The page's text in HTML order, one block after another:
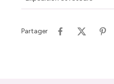
Partager